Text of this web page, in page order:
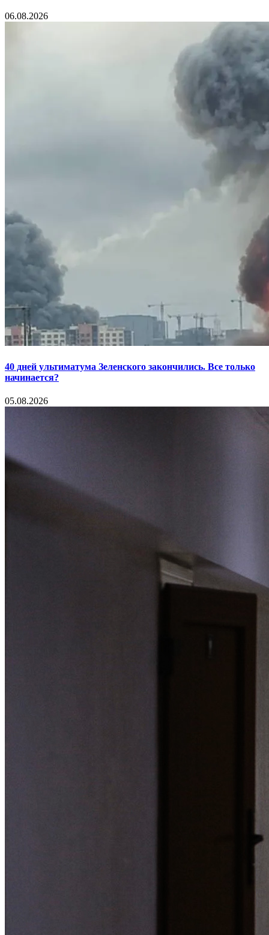
06.08.2026
40 дней ультиматума Зеленского закончились. Все только
начинается?
05.08.2026